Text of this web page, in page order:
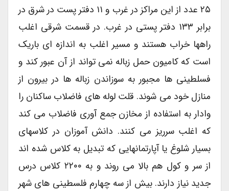
۲۵ عدد از این مراکز در غرب و ۱۱ دفتر پست در شرق در
برابر ۱۳۳ دفتر پستی در غرب. در قسمت شرقی اغلب
راهها خراب هستند و مسیر اغلب به اندازه ای باریک
است که کامیون حمل زباله نمی تواند از آن عبور کند و
فسلطینی ها مجبور به سوزاندن زباله ها در بیرون از
منازل خود می شوند. قلت لوله های فاضلاب ساکنان را
وادار به استفاده از مخازن جمع آوری فاضلاب می کند
که اغلب سرریز می کنند. دانش آموزان در کلاسهای
بسیار شلوغ یا آپارتمانهایی که تبدیل به کلاس شده اند
از سر و کول هم بالا می روند و به ۲۲۰۰ کلاس درس
جدید نیاز دارند. بیش از سه چهارم فلسطینی های شهر